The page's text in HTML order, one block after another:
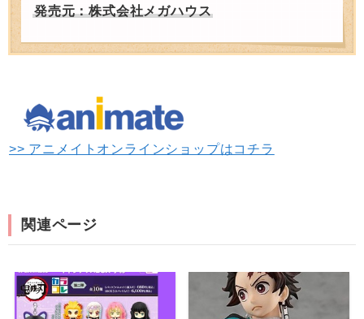
発売元：株式会社メガハウス
>> アニメイトオンラインショップはコチラ
関連ページ